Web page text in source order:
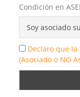
Condición en
Declaro que la
(Asociado o NO